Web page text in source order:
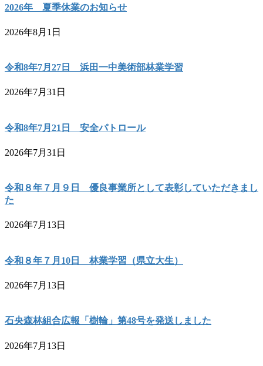
2026年 夏季休業のお知らせ
2026年8月1日
令和8年7月27日 浜田一中美術部林業学習
2026年7月31日
令和8年7月21日 安全パトロール
2026年7月31日
令和８年７月９日 優良事業所として表彰していただきまし
た
2026年7月13日
令和８年７月10日 林業学習（県立大生）
2026年7月13日
石央森林組合広報「樹輪」第48号を発送しました
2026年7月13日